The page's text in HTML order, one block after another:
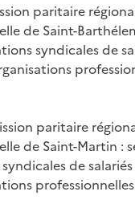
paritaire
de Saint-
syndicales de
paritaire
de Saint-Martin :
de